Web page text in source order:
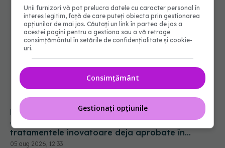
Pacienții români, blocați la „semaforul”
administrativ. Cât mai așteaptă România
tratamentele inovatoare deja aprobate în
Europa
05 aug 2026, 12:33
Unii furnizori vă pot prelucra datele cu caracter personal în
interes legitim, față de care puteți obiecta prin gestionarea
opțiunilor de mai jos. Căutați un link în partea de jos a
acestei pagini pentru a gestiona sau a vă retrage
consimțământul în setările de confidențialitate și cookie-
uri.
Consimțământ
Gestionați opțiunile